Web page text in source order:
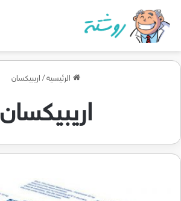
الرئيسية/ اريبيكسان
اريبيكسان